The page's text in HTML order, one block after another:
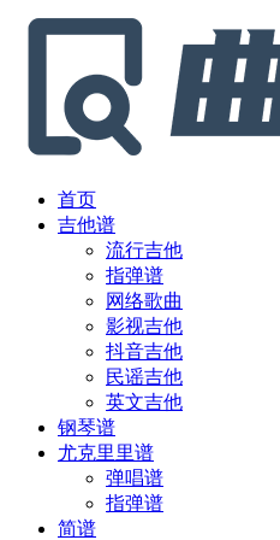
首页
吉他谱
流行吉他
指弹谱
网络歌曲
影视吉他
抖音吉他
民谣吉他
英文吉他
钢琴谱
尤克里里谱
弹唱谱
指弹谱
简谱